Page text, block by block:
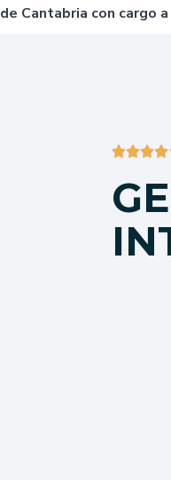
Cantabria con
